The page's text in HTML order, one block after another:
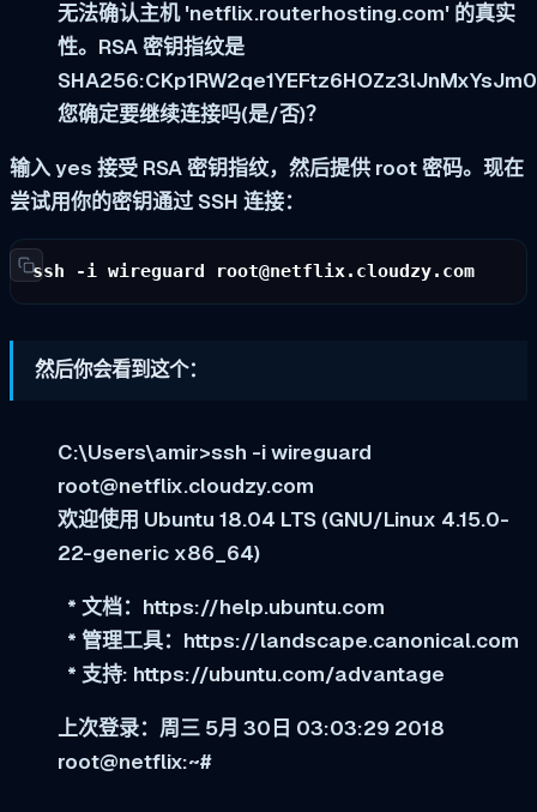
无法确认主机 'netflix.routerhosting.com' 的真实
性。RSA 密钥指纹是
您确定要继续连接吗(是/否)？
输入 yes 接受 RSA 密钥指纹，然后提供 root 密码。现在
尝试用你的密钥通过 SSH 连接：
ssh -i wireguard root@netflix.cloudzy.com
然后你会看到这个：
C:\Users\amir>ssh -i wireguard
root@netflix.cloudzy.com
欢迎使用 Ubuntu 18.04 LTS (GNU/Linux 4.15.0-
22-generic x86_64)
* 文档：https://help.ubuntu.com
* 管理工具：https://landscape.canonical.com
* 支持: https://ubuntu.com/advantage
上次登录：周三 5月 30日 03:03:29 2018
root@netflix:~#